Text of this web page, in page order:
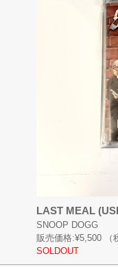
LAST MEAL
SNOOP DOGG
販売価格:¥5,500
（
SOLDOUT